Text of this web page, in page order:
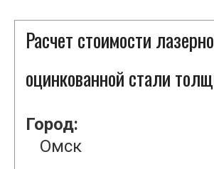
Расчет стоимости
оцинкованной стали
Город:
Омск